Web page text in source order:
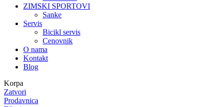
ZIMSKI SPORTOVI
Sanke
Servis
Bicikl servis
Cenovnik
O nama
Kontakt
Blog
Korpa
Zatvori
Prodavnica